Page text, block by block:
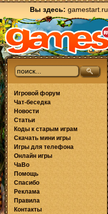
Вы здесь: gamestart.ru
Игровой форум
Чат-беседка
Новости
Статьи
Коды к старым играм
Скачать мини игры
Игры для телефона
Онлайн игры
ЧаВо
Помощь
Спасибо
Реклама
Правила
Контакты